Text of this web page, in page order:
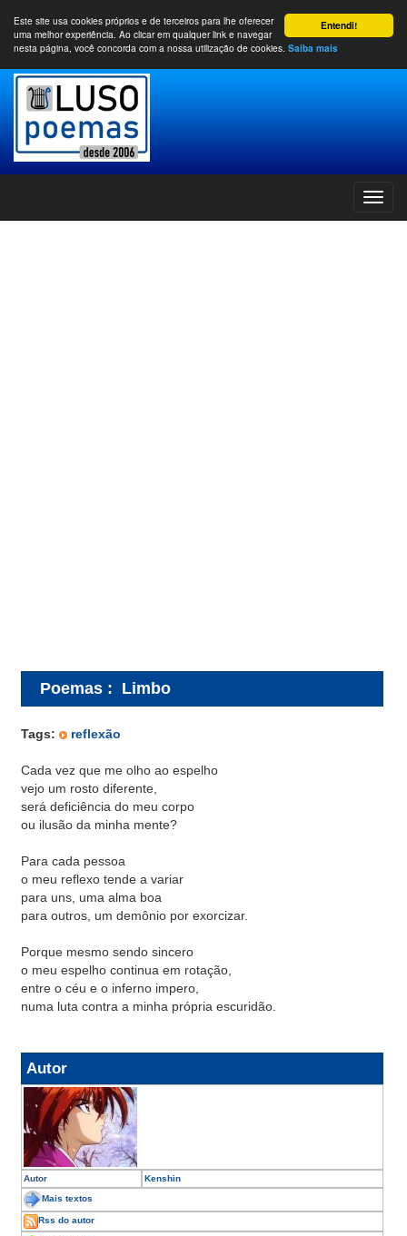
Entendi!
Este site usa cookies próprios e de terceiros para lhe oferecer
uma melhor experiência. Ao clicar em qualquer link e navegar
nesta página, você concorda com a nossa utilização de cookies. Saiba mais
Poemas : Limbo
Tags: reflexão
Cada vez que me olho ao espelho
vejo um rosto diferente,
será deficiência do meu corpo
ou ilusão da minha mente?
Para cada pessoa
o meu reflexo tende a variar
para uns, uma alma boa
para outros, um demônio por exorcizar.
Porque mesmo sendo sincero
o meu espelho continua em rotação,
entre o céu e o inferno impero,
numa luta contra a minha própria escuridão.
Autor
Autor Kenshin
Mais textos
Rss do autor